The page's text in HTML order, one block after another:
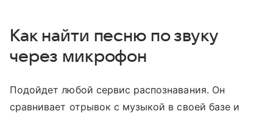
Как найти песню по звуку
через микрофон
Подойдет любой сервис распознавания. Он
сравнивает отрывок с музыкой в своей базе и